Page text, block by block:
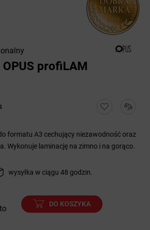
profiLAM
formatu A3 cechujący niezawodność oraz
Wykonuje laminację na zimno i na gorąco.
wysyłka w ciągu 48 godzin.
DO KOSZYKA